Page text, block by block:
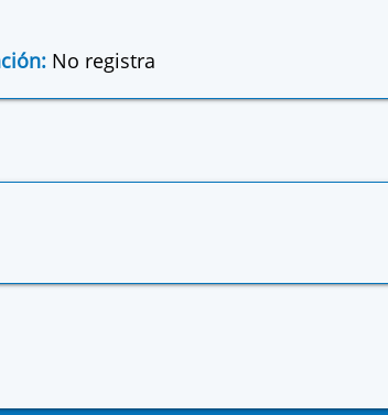
No registra